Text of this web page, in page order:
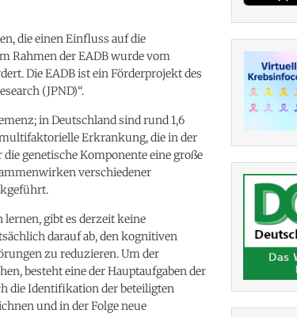
die einen Einfluss auf die
Rahmen der EADB wurde vom
Die EADB ist ein Förderprojekt des
(JPND)“.
in Deutschland sind rund 1,6
Erkrankung, die in der
genetische Komponente eine große
verschiedener
gibt es derzeit keine
darauf ab, den kognitiven
zu reduzieren. Um der
besteht eine der Hauptaufgaben der
die Identifikation der beteiligten
und in der Folge neue